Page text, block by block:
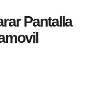
Pantalla